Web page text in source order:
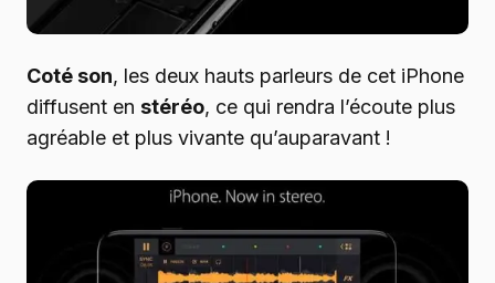
Coté son, les deux hauts parleurs de cet iPhone
diffusent en stéréo, ce qui rendra l’écoute plus
agréable et plus vivante qu’auparavant !